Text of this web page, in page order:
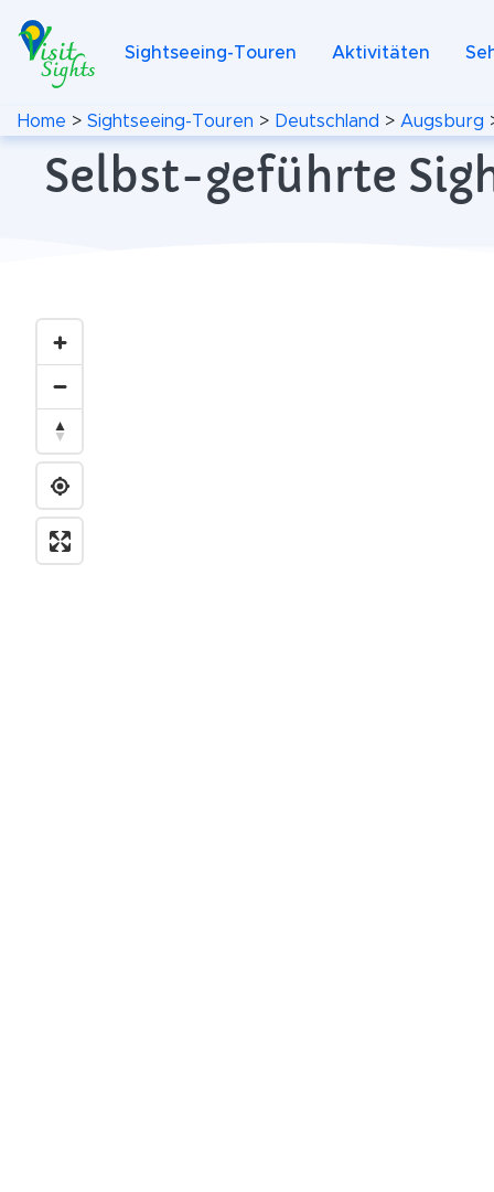
Sightseeing-Touren Aktivitäten
Home > Sightseeing-Touren > Deutschland > Augsburg
Selbst-geführte